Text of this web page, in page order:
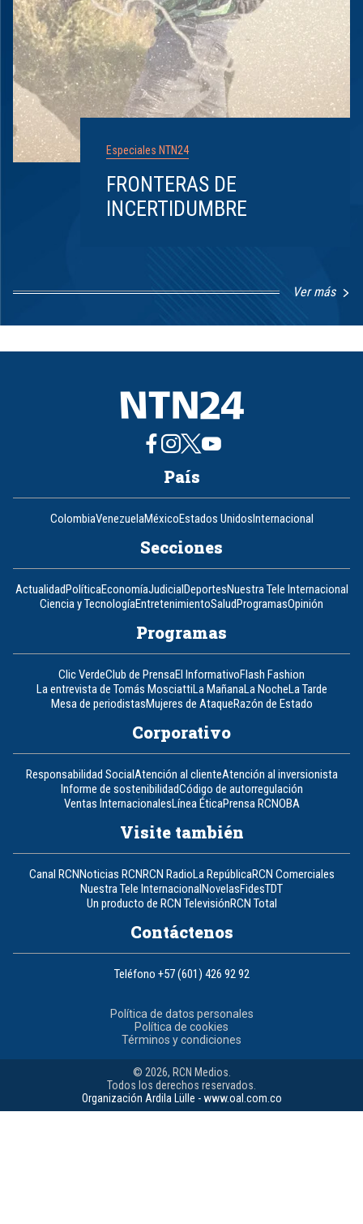
Especiales NTN24
FRONTERAS DE
INCERTIDUMBRE
Ver más
1
8
País
ColombiaVenezuelaMéxicoEstados UnidosInternacional
Secciones
ActualidadPolíticaEconomíaJudicialDeportesNuestra Tele Internacional
Ciencia y TecnologíaEntretenimientoSaludProgramasOpinión
Programas
Clic VerdeClub de PrensaEl InformativoFlash Fashion
La entrevista de Tomás MosciattiLa MañanaLa NocheLa Tarde
Mesa de periodistasMujeres de AtaqueRazón de Estado
Corporativo
Responsabilidad SocialAtención al clienteAtención al inversionista
Informe de sostenibilidadCódigo de autorregulación
Ventas InternacionalesLínea ÉticaPrensa RCNOBA
Visite también
Canal RCNNoticias RCNRCN RadioLa RepúblicaRCN Comerciales
Nuestra Tele InternacionalNovelasFidesTDT
Un producto de RCN TelevisiónRCN Total
Contáctenos
Teléfono +57 (601) 426 92 92
Política de datos personales
Política de cookies
Términos y condiciones
© 2026, RCN Medios.
Todos los derechos reservados.
Organización Ardila Lülle - www.oal.com.co